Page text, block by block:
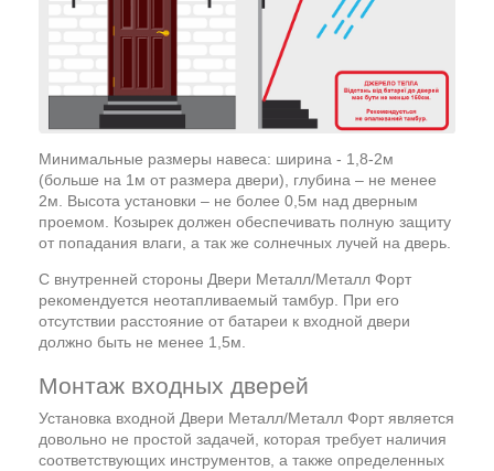
Минимальные размеры навеса: ширина - 1,8-2м
(больше на 1м от размера двери), глубина – не менее
2м. Высота установки – не более 0,5м над дверным
проемом. Козырек должен обеспечивать полную защиту
от попадания влаги, а так же солнечных лучей на дверь.
С внутренней стороны Двери Металл/Металл Форт
рекомендуется неотапливаемый тамбур. При его
отсутствии расстояние от батареи к входной двери
должно быть не менее 1,5м.
Монтаж входных дверей
Установка входной Двери Металл/Металл Форт является
довольно не простой задачей, которая требует наличия
соответствующих инструментов, а также определенных